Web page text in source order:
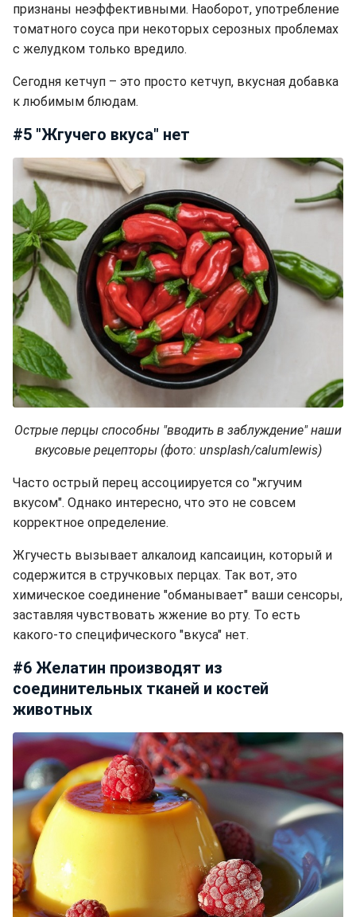
признаны неэффективными. Наоборот, употребление
томатного соуса при некоторых серозных проблемах
с желудком только вредило.
Сегодня кетчуп – это просто кетчуп, вкусная добавка
к любимым блюдам.
#5 "Жгучего вкуса" нет
Острые перцы способны "вводить в заблуждение" наши
вкусовые рецепторы (фото: unsplash/calumlewis)
Часто острый перец ассоциируется со "жгучим
вкусом". Однако интересно, что это не совсем
корректное определение.
Жгучесть вызывает алкалоид капсаицин, который и
содержится в стручковых перцах. Так вот, это
химическое соединение "обманывает" ваши сенсоры,
заставляя чувствовать жжение во рту. То есть
какого-то специфического "вкуса" нет.
#6 Желатин производят из
соединительных тканей и костей
животных